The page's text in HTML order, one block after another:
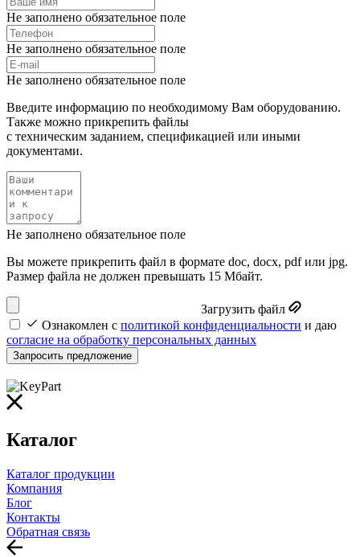
Не заполнено обязательное поле
Не заполнено обязательное поле
Не заполнено обязательное поле
Введите информацию по необходимому Вам оборудованию.
Также можно прикрепить файлы
с техническим заданием, спецификацией или иными
документами.
Не заполнено обязательное поле
Вы можете прикрепить файл в формате doc, docx, pdf или jpg.
Размер файла не должен превышать 15 Мбайт.
Загрузить файл
Ознакомлен с политикой конфиденциальности и даю
согласие на обработку персональных данных
Запросить предложение
Каталог
Каталог продукции
Компания
Блог
Контакты
Обратная связь